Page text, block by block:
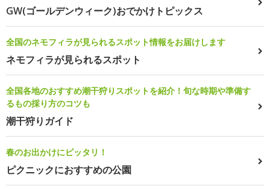
GW(ゴールデンウィーク)おでかけトピックス
全国のネモフィラが見られるスポット情報をお届けします
ネモフィラが見られるスポット
全国各地のおすすめ潮干狩りスポットを紹介！旬な時期や準備す
るもの採り方のコツも
潮干狩りガイド
春のお出かけにピッタリ！
ピクニックにおすすめの公園